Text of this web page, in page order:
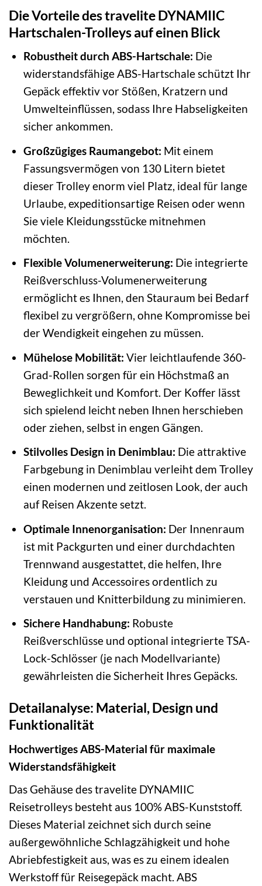
Die Vorteile des travelite DYNAMIIC
Hartschalen-Trolleys auf einen Blick
Robustheit durch ABS-Hartschale: Die
widerstandsfähige ABS-Hartschale schützt Ihr
Gepäck effektiv vor Stößen, Kratzern und
Umwelteinflüssen, sodass Ihre Habseligkeiten
sicher ankommen.
Großzügiges Raumangebot: Mit einem
Fassungsvermögen von 130 Litern bietet
dieser Trolley enorm viel Platz, ideal für lange
Urlaube, expeditionsartige Reisen oder wenn
Sie viele Kleidungsstücke mitnehmen
möchten.
Flexible Volumenerweiterung: Die integrierte
Reißverschluss-Volumenerweiterung
ermöglicht es Ihnen, den Stauraum bei Bedarf
flexibel zu vergrößern, ohne Kompromisse bei
der Wendigkeit eingehen zu müssen.
Mühelose Mobilität: Vier leichtlaufende 360-
Grad-Rollen sorgen für ein Höchstmaß an
Beweglichkeit und Komfort. Der Koffer lässt
sich spielend leicht neben Ihnen herschieben
oder ziehen, selbst in engen Gängen.
Stilvolles Design in Denimblau: Die attraktive
Farbgebung in Denimblau verleiht dem Trolley
einen modernen und zeitlosen Look, der auch
auf Reisen Akzente setzt.
Optimale Innenorganisation: Der Innenraum
ist mit Packgurten und einer durchdachten
Trennwand ausgestattet, die helfen, Ihre
Kleidung und Accessoires ordentlich zu
verstauen und Knitterbildung zu minimieren.
Sichere Handhabung: Robuste
Reißverschlüsse und optional integrierte TSA-
Lock-Schlösser (je nach Modellvariante)
gewährleisten die Sicherheit Ihres Gepäcks.
Detailanalyse: Material, Design und
Funktionalität
Hochwertiges ABS-Material für maximale
Widerstandsfähigkeit
Das Gehäuse des travelite DYNAMIIC
Reisetrolleys besteht aus 100% ABS-Kunststoff.
Dieses Material zeichnet sich durch seine
außergewöhnliche Schlagzähigkeit und hohe
Abriebfestigkeit aus, was es zu einem idealen
Werkstoff für Reisegepäck macht. ABS